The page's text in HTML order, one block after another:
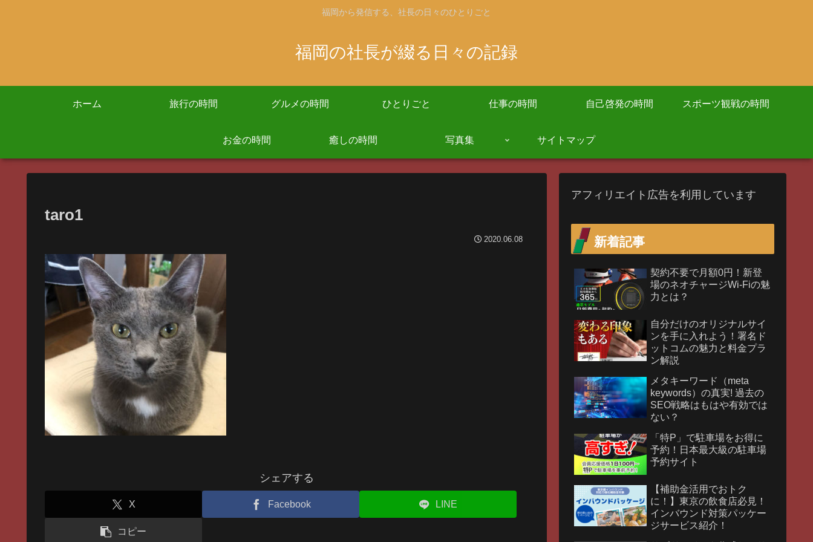
福岡から発信する、社長の日々のひとりごと
福岡の社長が綴る日々の記録
ホーム 旅行の時間 グルメの時間 ひとりごと 仕事の時間 自己啓発の時間 スポーツ観戦の時間
お金の時間 癒しの時間 写真集 サイトマップ
taro1
2020.06.08
シェアする
X Facebook LINE
コピー
アフィリエイト広告を利用しています
新着記事
契約不要で月額0円！新登
場のネオチャージWi-Fiの魅
力とは？
自分だけのオリジナルサイ
ンを手に入れよう！署名ド
ットコムの魅力と料金プラ
ン解説
メタキーワード（meta
keywords）の真実! 過去の
SEO戦略はもはや有効では
ない？
「特P」で駐車場をお得に
予約！日本最大級の駐車場
予約サイト
【補助金活用でおトク
に！】東京の飲食店必見！
インバウンド対策パッケー
ジサービス紹介！